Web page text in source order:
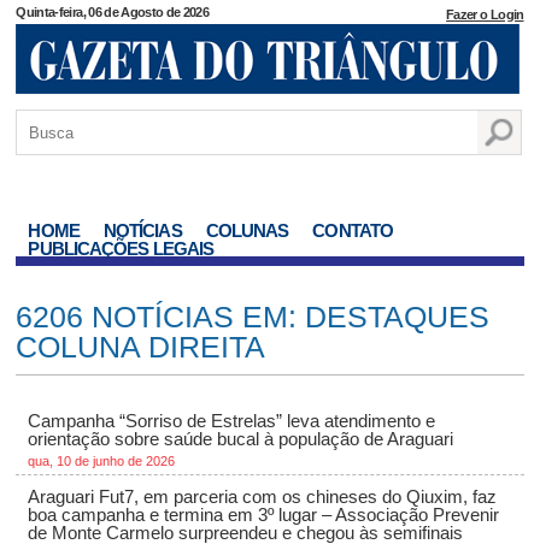
Quinta-feira, 06 de Agosto de 2026 Fazer o Login
HOME NOTÍCIAS COLUNAS
CONTATO
PUBLICAÇÕES LEGAIS
6206 NOTÍCIAS EM: DESTAQUES
COLUNA DIREITA
Campanha “Sorriso de Estrelas” leva atendimento e
orientação sobre saúde bucal à população de Araguari
qua, 10 de junho de 2026
Araguari Fut7, em parceria com os chineses do Qiuxim, faz
boa campanha e termina em 3º lugar – Associação Prevenir
de Monte Carmelo surpreendeu e chegou às semifinais